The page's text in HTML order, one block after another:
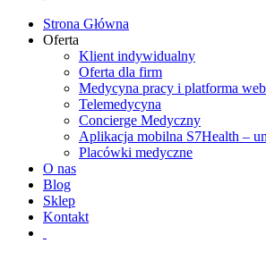
Strona Główna
Oferta
Klient indywidualny
Oferta dla firm
Medycyna pracy i platforma
Telemedycyna
Concierge Medyczny
Aplikacja mobilna S7Health –
Placówki medyczne
O nas
Blog
Sklep
Kontakt